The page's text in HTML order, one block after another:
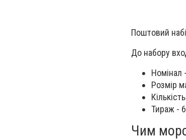
Поштовий
До набору
Номінал
Розмір
Тираж -
Чим